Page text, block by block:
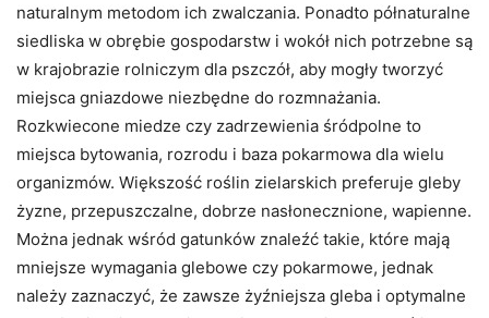
naturalnym metodom ich zwalczania. Ponadto półnaturalne
siedliska w obrębie gospodarstw i wokół nich potrzebne są
w krajobrazie rolniczym dla pszczół, aby mogły tworzyć
miejsca gniazdowe niezbędne do rozmnażania.
Rozkwiecone miedze czy zadrzewienia śródpolne to
miejsca bytowania, rozrodu i baza pokarmowa dla wielu
organizmów. Większość roślin zielarskich preferuje gleby
żyzne, przepuszczalne, dobrze nasłonecznione, wapienne.
Można jednak wśród gatunków znaleźć takie, które mają
mniejsze wymagania glebowe czy pokarmowe, jednak
należy zaznaczyć, że zawsze żyźniejsza gleba i optymalne